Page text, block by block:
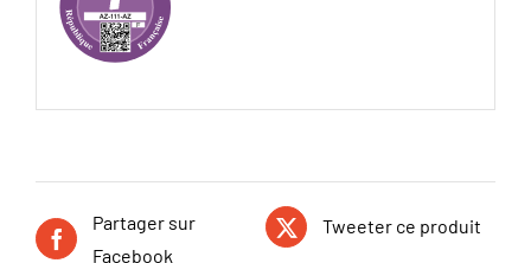
Partager sur
Facebook
Tweeter ce produit